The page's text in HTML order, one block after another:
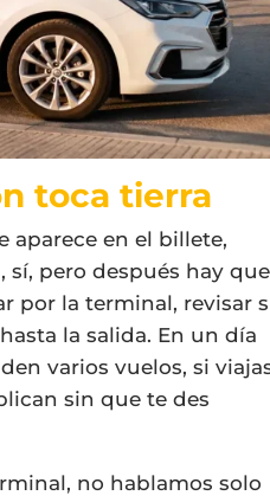
toca tierra
aparece en el billete,
sí, pero después hay que
por la terminal, revisar
la salida. En un día
varios vuelos, si
sin que te des
no hablamos solo